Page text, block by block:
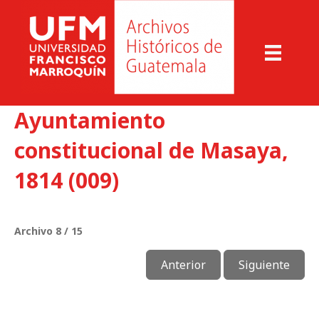
Ayuntamiento
constitucional de Masaya,
1814 (009)
Archivo 8 / 15
Anterior Siguiente